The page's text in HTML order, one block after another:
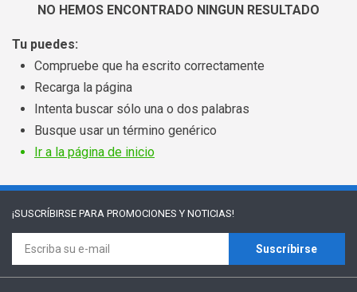
NO HEMOS ENCONTRADO NINGUN RESULTADO
Tu puedes:
Compruebe que ha escrito correctamente
Recarga la página
Intenta buscar sólo una o dos palabras
Busque usar un término genérico
Ir a la página de inicio
¡SUSCRÍBIRSE PARA PROMOCIONES Y NOTICIAS!
Suscríbirse